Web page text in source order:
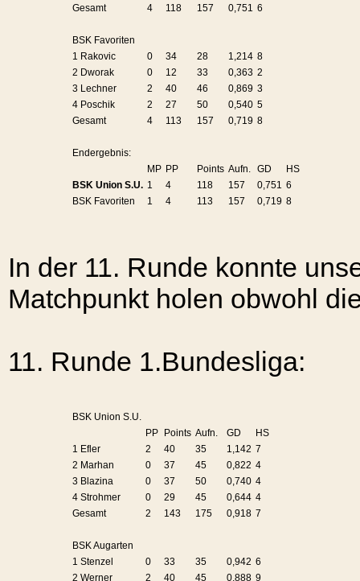
Gesamt
4 118 157 0,751 6
BSK Favoriten
1 Rakovic
0 34 28 1,214 8
2 Dworak
0 12 33 0,363 2
3 Lechner
2 40 46 0,869 3
4 Poschik
2 27 50 0,540 5
Gesamt
4 113 157 0,719 8
Endergebnis:
MP PP Points Aufn. GD
HS
BSK Union S.U. 1 4 118 157 0,751 6
BSK Favoriten
1 4 113 157 0,719 8
In der 11. Runde konnte
Matchpunkt holen obwohl
11. Runde 1.Bundesliga:
BSK Union S.U.
PP
Points Aufn. GD
HS
1 Efler
2 40 35 1,142 7
2 Marhan
0 37 45 0,822 4
3 Blazina
0 37 50 0,740 4
4 Strohmer
0 29 45 0,644 4
Gesamt
2 143 175 0,918 7
BSK Augarten
1 Stenzel
0 33 35 0,942 6
2 Werner
2 40 45 0,888 9